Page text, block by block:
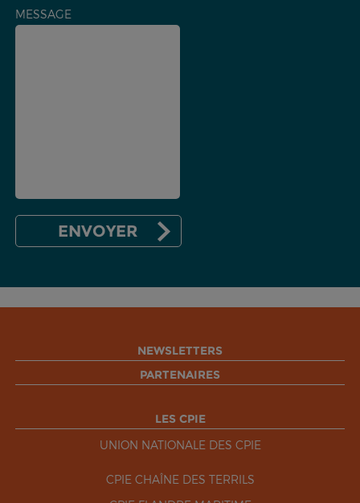
MESSAGE
NEWSLETTERS
PARTENAIRES
LES CPIE
UNION NATIONALE DES CPIE
CPIE CHAÎNE DES TERRILS